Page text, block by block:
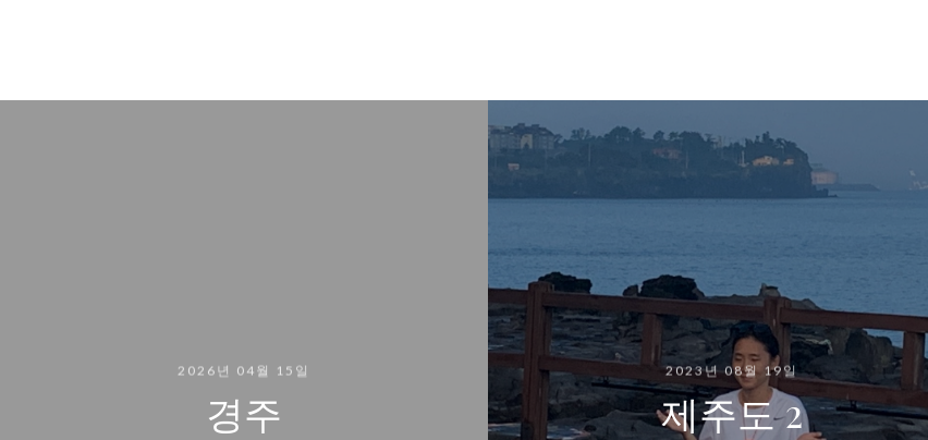
2026년 04월 15일
경주
2023년 08월 19일
제주도 2